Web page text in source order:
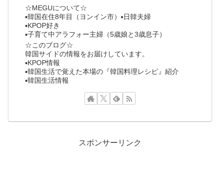
☆MEGUについて☆
▪︎韓国在住8年目（ヨンイン市）▪︎日韓夫婦
▪︎KPOP好き
▪︎子育て中アラフォー主婦（5歳娘と3歳息子）
☆このブログ☆
韓国サイドの情報をお届けしています。
▪︎KPOP情報
▪︎韓国生活で覚えた本場の『韓国料理レシピ』紹介
▪︎韓国生活情報
スポンサーリンク